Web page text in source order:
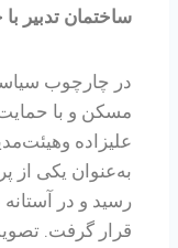
ساختمان تدبیر
در چارچوب
مسکن و با
علیزاده
به‌عنوان یکی از
رسید و در
قرار گرفت.